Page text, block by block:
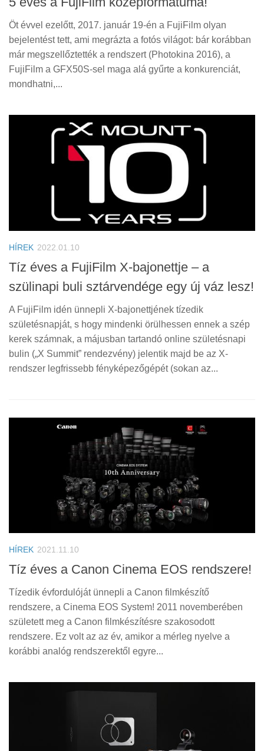
Öt évvel ezelőtt, 2017. január 19-én a FujiFilm olyan
bejelentést tett, ami megrázta a fotós világot: bár korábban
már megszellőztették a rendszert (Photokina 2016), a
FujiFilm a GFX50S-sel maga alá gyűrte a konkurenciát,
mondhatni,...
HÍREK 2022.01.10
Tíz éves a FujiFilm X-bajonettje – a
szülinapi buli sztárvendége egy új váz lesz!
A FujiFilm idén ünnepli X-bajonettjének tízedik
születésnapját, s hogy mindenki örülhessen ennek a szép
kerek számnak, a májusban tartandó online születésnapi
bulin („X Summit” rendezvény) jelentik majd be az X-
rendszer legfrissebb fényképezőgépét (sokan az...
HÍREK 2021.11.10
Tíz éves a Canon Cinema EOS rendszere!
Tízedik évfordulóját ünnepli a Canon filmkészítő
rendszere, a Cinema EOS System! 2011 novemberében
született meg a Canon filmkészítésre szakosodott
rendszere. Ez volt az az év, amikor a mérleg nyelve a
korábbi analóg rendszerektől egyre...